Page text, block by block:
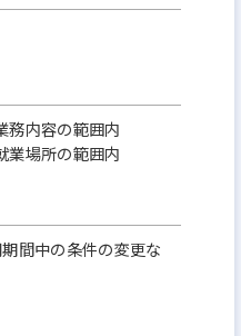
務内容の範囲内
業場所の範囲内
間中の条件の変更な